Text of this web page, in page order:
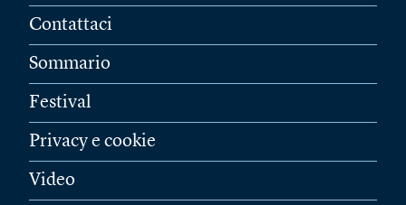
Contattaci
Sommario
Festival
Privacy e cookie
Video